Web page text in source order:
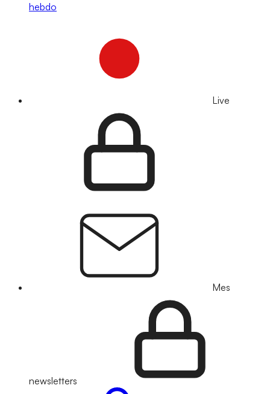
hebdo
Live
Mes
newsletters